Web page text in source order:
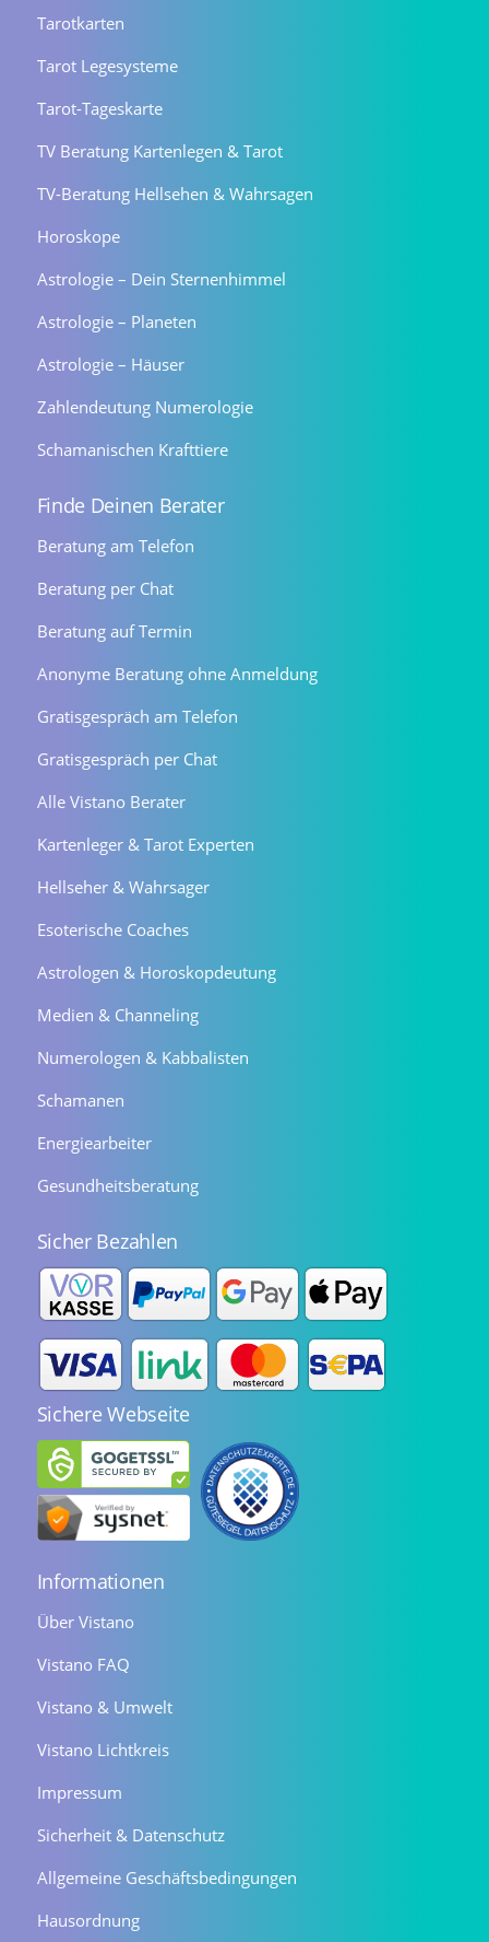
Tarotkarten
Tarot Legesysteme
Tarot-Tageskarte
TV Beratung Kartenlegen & Tarot
TV-Beratung Hellsehen & Wahrsagen
Horoskope
Astrologie – Dein Sternenhimmel
Astrologie – Planeten
Astrologie – Häuser
Zahlendeutung Numerologie
Schamanischen Krafttiere
Finde Deinen Berater
Beratung am Telefon
Beratung per Chat
Beratung auf Termin
Anonyme Beratung ohne Anmeldung
Gratisgespräch am Telefon
Gratisgespräch per Chat
Alle Vistano Berater
Kartenleger & Tarot Experten
Hellseher & Wahrsager
Esoterische Coaches
Astrologen & Horoskopdeutung
Medien & Channeling
Numerologen & Kabbalisten
Schamanen
Energiearbeiter
Gesundheitsberatung
Sicher Bezahlen
Sichere Webseite
Informationen
Über Vistano
Vistano FAQ
Vistano & Umwelt
Vistano Lichtkreis
Impressum
Sicherheit & Datenschutz
Allgemeine Geschäftsbedingungen
Hausordnung